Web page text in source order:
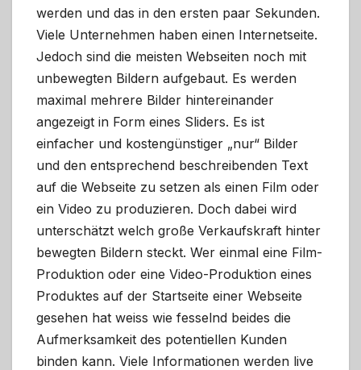
werden und das in den ersten paar Sekunden.
Viele Unternehmen haben einen Internetseite.
Jedoch sind die meisten Webseiten noch mit
unbewegten Bildern aufgebaut. Es werden
maximal mehrere Bilder hintereinander
angezeigt in Form eines Sliders. Es ist
einfacher und kostengünstiger „nur“ Bilder
und den entsprechend beschreibenden Text
auf die Webseite zu setzen als einen Film oder
ein Video zu produzieren. Doch dabei wird
unterschätzt welch große Verkaufskraft hinter
bewegten Bildern steckt. Wer einmal eine Film-
Produktion oder eine Video-Produktion eines
Produktes auf der Startseite einer Webseite
gesehen hat weiss wie fesselnd beides die
Aufmerksamkeit des potentiellen Kunden
binden kann. Viele Informationen werden live